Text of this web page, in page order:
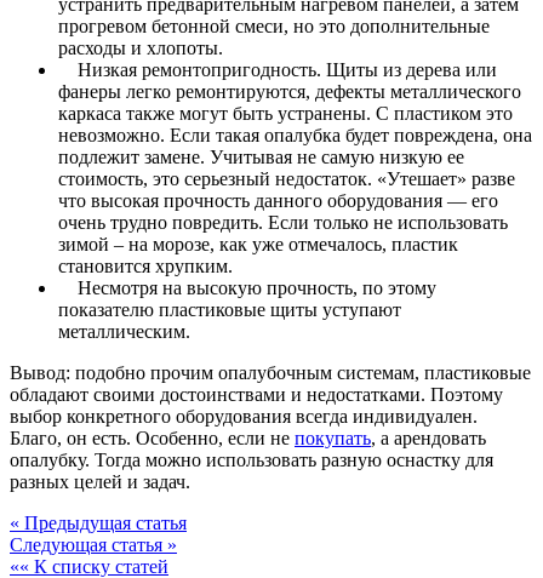
прогревом бетонной смеси, но это дополнительные
расходы и хлопоты.
Низкая ремонтопригодность. Щиты из дерева или
фанеры легко ремонтируются, дефекты металлического
каркаса также могут быть устранены. С пластиком это
невозможно. Если такая опалубка будет повреждена, она
подлежит замене. Учитывая не самую низкую ее
стоимость, это серьезный недостаток. «Утешает» разве
что высокая прочность данного оборудования — его
очень трудно повредить. Если только не использовать
зимой – на морозе, как уже отмечалось, пластик
становится хрупким.
Несмотря на высокую прочность, по этому
показателю пластиковые щиты уступают
металлическим.
Вывод: подобно прочим опалубочным системам, пластиковые
обладают своими достоинствами и недостатками. Поэтому
выбор конкретного оборудования всегда индивидуален.
Благо, он есть. Особенно, если не покупать, а арендовать
опалубку. Тогда можно использовать разную оснастку для
разных целей и задач.
« Предыдущая статья
Следующая статья »
«« К списку статей